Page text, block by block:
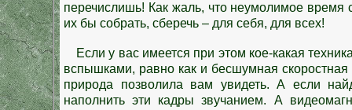
перечислишь! Как жаль, что неумолимое
их бы собрать, сберечь – для себя, для всех!
Если у вас имеется при этом кое-какая
вспышками, равно как и бесшумная
природа позволила вам увидеть. А если
наполнить эти кадры звучанием. А